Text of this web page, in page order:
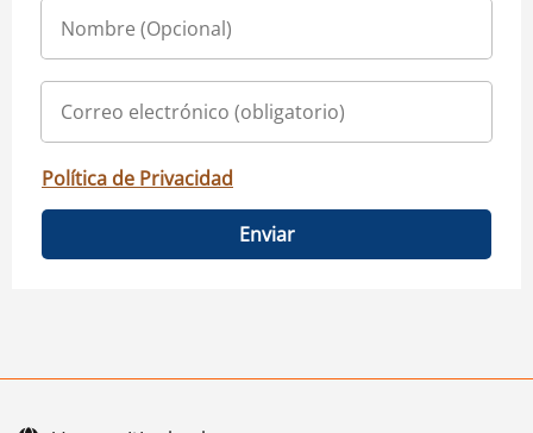
Política de Privacidad
Enviar